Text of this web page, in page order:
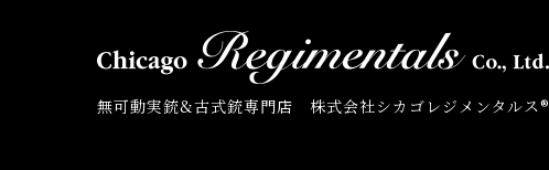
無可動実銃&古式銃専門店 株式会社シカゴレジメンタルス®